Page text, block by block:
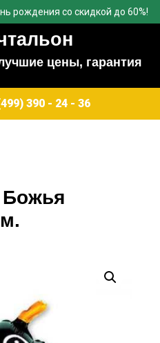
рождения со скидкой до 60%!
цены, гарантия
390 - 24 - 36